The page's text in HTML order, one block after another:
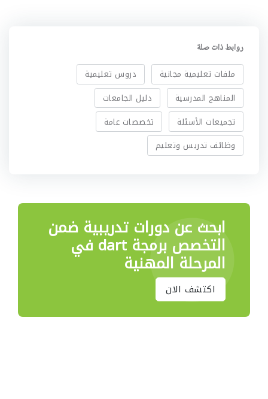
روابط ذات صلة
ملفات تعليمية مجانية
دروس تعليمية
المناهج المدرسية
دليل الجامعات
تجميعات الأسئلة
تخصصات عامة
وظائف تدريس وتعليم
ابحث عن دورات تدريبية ضمن
التخصص برمجة dart في
المرحلة المهنية
اكتشف الان